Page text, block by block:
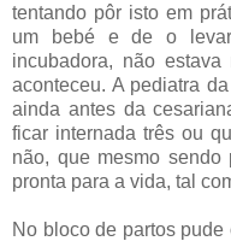
tentando pôr isto em
um bebé e de o
incubadora, não
aconteceu. A pediatra
ainda antes da
ficar internada três ou
não, que mesmo sendo
pronta para a vida, tal
No bloco de partos